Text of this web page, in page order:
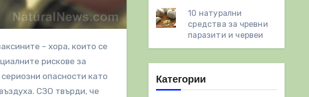
рискове за
опасности като
СЗО твърди, че
10 натурални
средства за чревни
паразити и червеи
Категории